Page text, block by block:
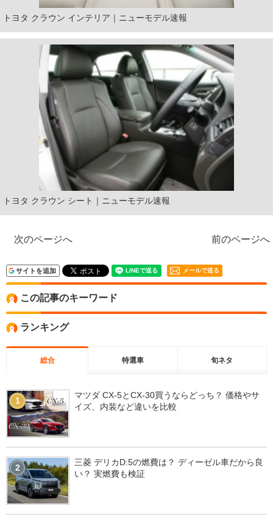
トヨタ クラウン インテリア｜ニューモデル速報
トヨタ クラウン シート｜ニューモデル速報
次のページへ 前のページへ
サイトを追加 メールで送る
この記事のキーワード
ランキング
総合 特選車 旬ネタ
1
マツダ CX-5とCX-30買うならどっち？ 価格やサ
イズ、内装など違いを比較
2
三菱 デリカD:5の燃費は？ ディーゼル車だから良
い？ 実燃費も検証